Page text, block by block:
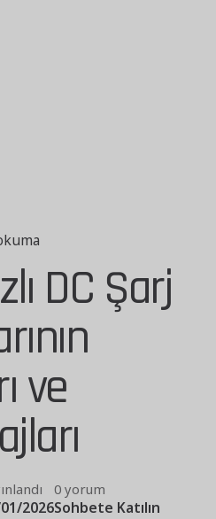
DC Şarj
ve
2026
0 yorum
Sohbete Katılın